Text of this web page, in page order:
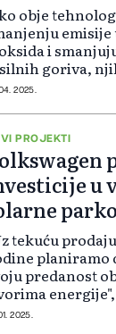
obje
i
goriva,
posmatrati
vjetra za
2025.
PROJEKTI
u
tekuću
predanost
glavni
2025.